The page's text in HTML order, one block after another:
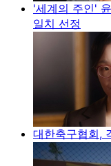
'세계의 주인'
일치 선정
대한축구협회,